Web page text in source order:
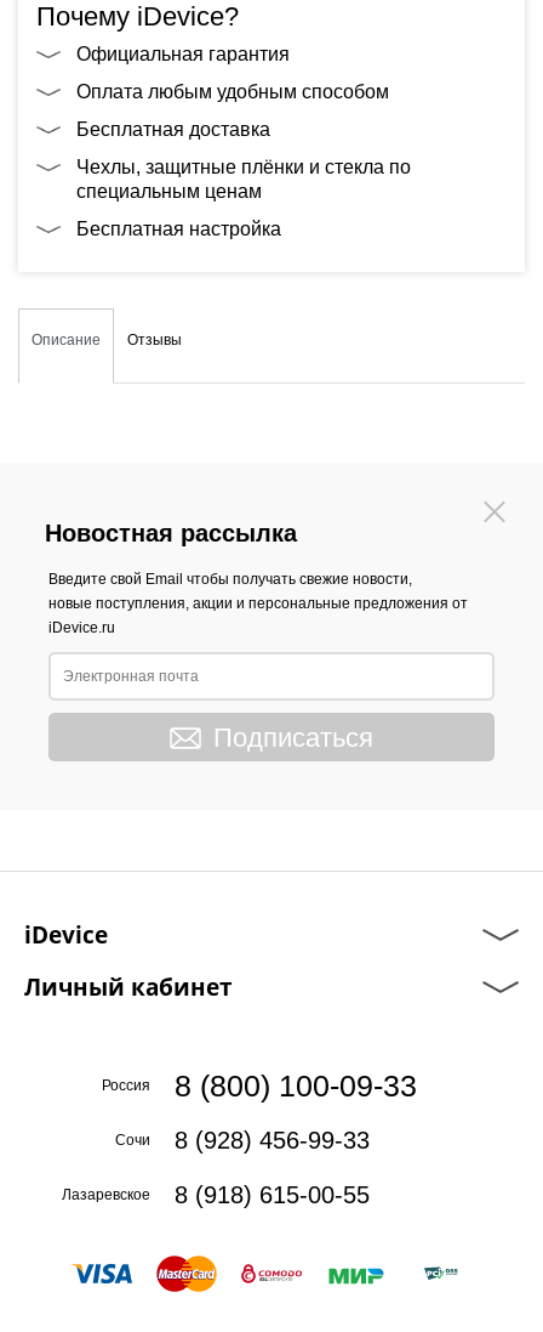
Почему iDevice?
Официальная гарантия
Оплата любым удобным способом
Бесплатная доставка
Чехлы, защитные плёнки и стекла по
специальным ценам
Бесплатная настройка
Описание Отзывы
Новостная рассылка
Введите свой Email чтобы получать свежие новости,
новые поступления, акции и персональные предложения от
iDevice.ru
Подписаться
iDevice
Личный кабинет
Россия 8 (800) 100-09-33
Сочи 8 (928) 456-99-33
Лазаревское 8 (918) 615-00-55